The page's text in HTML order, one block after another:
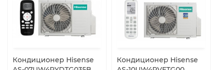
Кондиционер Hisense
Кондиционер Hisense